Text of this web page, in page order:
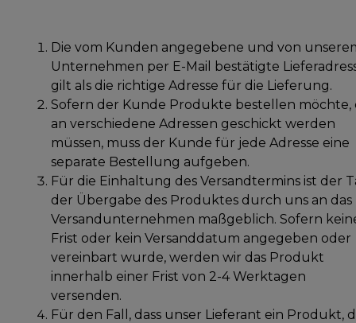
Die vom Kunden angegebene und von
Unternehmen per E-Mail bestätigte
gilt als die richtige Adresse für die Lieferung.
Sofern der Kunde Produkte bestellen möchte,
an verschiedene Adressen geschickt werden
müssen, muss der Kunde für jede Adresse eine
separate Bestellung aufgeben.
Für die Einhaltung des Versandtermins ist der
der Übergabe des Produktes durch uns an das
Versandunternehmen maßgeblich. Sofern
Frist oder kein Versanddatum angegeben oder
vereinbart wurde, werden wir das Produkt
innerhalb einer Frist von 2-4 Werktagen
versenden.
Für den Fall, dass unser Lieferant ein Produkt,